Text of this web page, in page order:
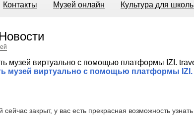
Контакты Музей онлайн Культура для
Новости
музей виртуально с помощью платформы IZI.
сейчас закрыт, у вас есть прекрасная возможность